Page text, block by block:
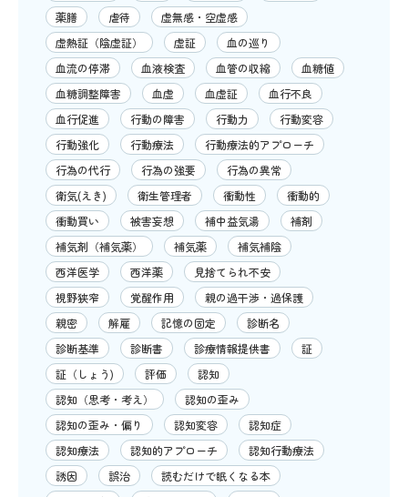
薬膳
虐待
虚無感・空虚感
虚熱証（陰虚証）
虚証
血の巡り
血流の停滞
血液検査 血管の収縮
血糖値
血糖調整障害
血虚 血虚証
血行不良
血行促進
行動の障害 行動力
行動変容
行動強化
行動療法
行動療法的アプローチ
行為の代行
行為の強要
行為の異常
衛気(えき)
衛生管理者 衝動性
衝動的
衝動買い
被害妄想 補中益気湯
補剤
補気剤（補気薬）
補気薬
補気補陰
西洋医学
西洋薬
見捨てられ不安
視野狭窄
覚醒作用
親の過干渉・過保護
親密
解雇 記憶の固定
診断名
診断基準
診断書 診療情報提供書
証
証（しょう)
評価
認知
認知（思考・考え）
認知の歪み
認知の歪み・偏り
認知変容
認知症
認知療法
認知的アプローチ
認知行動療法
誘因
誤治
読むだけで眠くなる本